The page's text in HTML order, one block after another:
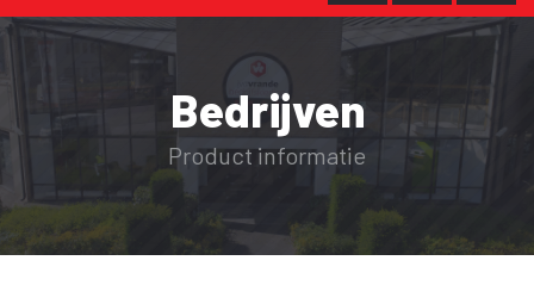
Bedrijven
Product informatie